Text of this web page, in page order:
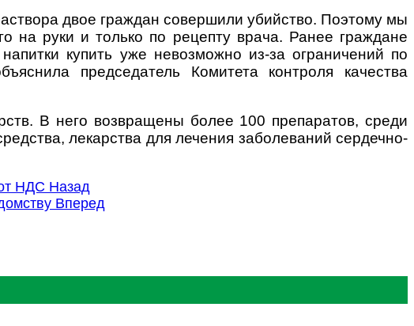
двое граждан совершили убийство. Поэтому мы
на руки и только по рецепту врача. Ранее граждане
купить уже невозможно из-за ограничений по
председатель Комитета контроля качества
В него возвращены более 100 препаратов, среди
лекарства для лечения заболеваний сердечно-
НДС Назад
Вперед